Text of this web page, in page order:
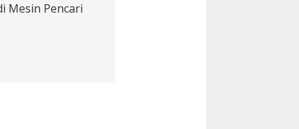
Mesin Pencari